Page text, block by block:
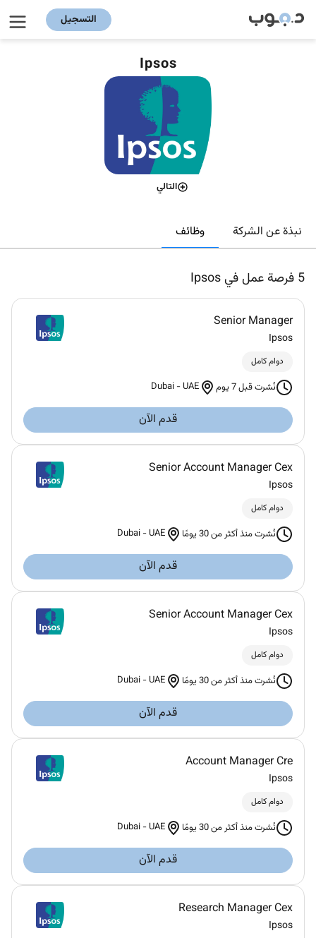
التسجيل
Ipsos
التالي
نبذة عن الشركة وظائف
5 فرصة عمل في Ipsos
Senior Manager
Ipsos
دوام كامل
نُشرت قبل 7 يوم Dubai -UAE
قدم الآن
Senior Account Manager Cex
Ipsos
دوام كامل
نُشرت منذ أكثر من 30 يومًا Dubai -UAE
قدم الآن
Senior Account Manager Cex
Ipsos
دوام كامل
نُشرت منذ أكثر من 30 يومًا Dubai -UAE
قدم الآن
Account Manager Cre
Ipsos
دوام كامل
نُشرت منذ أكثر من 30 يومًا Dubai -UAE
قدم الآن
Research Manager Cex
Ipsos